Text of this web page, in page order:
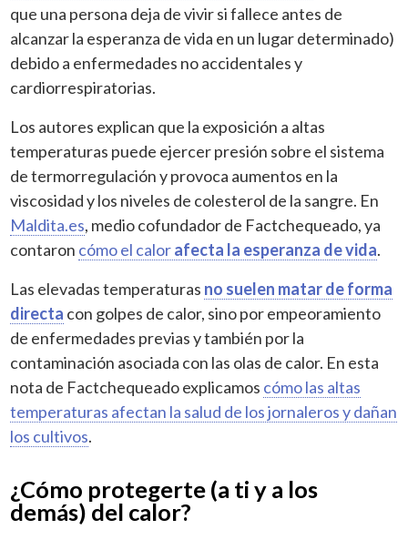
que una persona deja de vivir si fallece antes de
alcanzar la esperanza de vida en un lugar determinado)
debido a enfermedades no accidentales y
cardiorrespiratorias.
Los autores explican que la exposición a altas
temperaturas puede ejercer presión sobre el sistema
de termorregulación y provoca aumentos en la
viscosidad y los niveles de colesterol de la sangre. En
Maldita.es, medio cofundador de Factchequeado, ya
contaron cómo el calorafecta la esperanza de vida.
Las elevadas temperaturas no suelen matar de forma
directa con golpes de calor, sino por empeoramiento
de enfermedades previas y también por la
contaminación asociada con las olas de calor. En esta
nota de Factchequeado explicamos cómo las altas
temperaturas afectan la salud de los jornaleros y dañan
los cultivos.
¿Cómo protegerte (a ti y a los
demás) del calor?